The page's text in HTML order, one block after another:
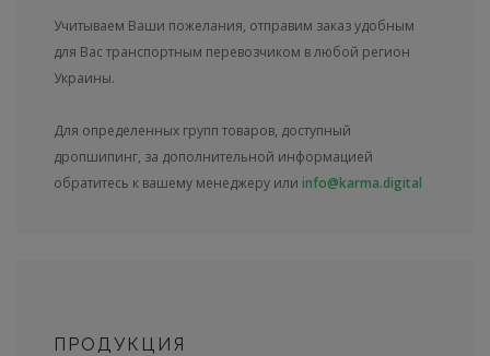
Учитываем Ваши пожелания, отправим заказ удобным
для Вас транспортным перевозчиком в любой регион
Украины.
Для определенных групп товаров, доступный
дропшипинг, за дополнительной информацией
обратитесь к вашему менеджеру или info@karma.digital
ПРОДУКЦИЯ